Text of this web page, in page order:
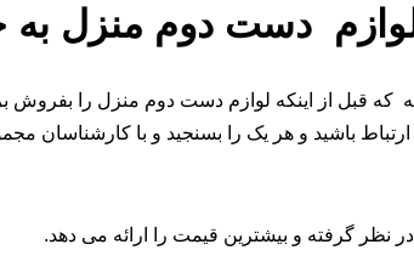
دست دوم منزل به
قبل از اینکه لوازم دست دوم منزل را بفروش
باشید و هر یک را بسنجید و با کارشناسان
نظر گرفته و بیشترین قیمت را ارائه می دهد.